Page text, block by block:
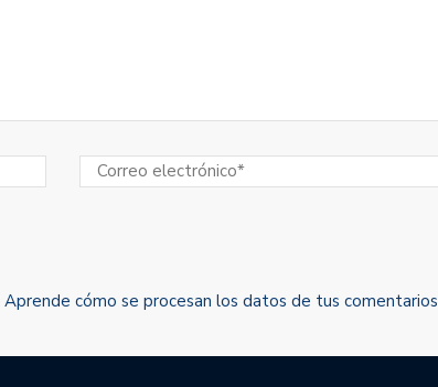
Aprende cómo se procesan los datos de tus comentarios